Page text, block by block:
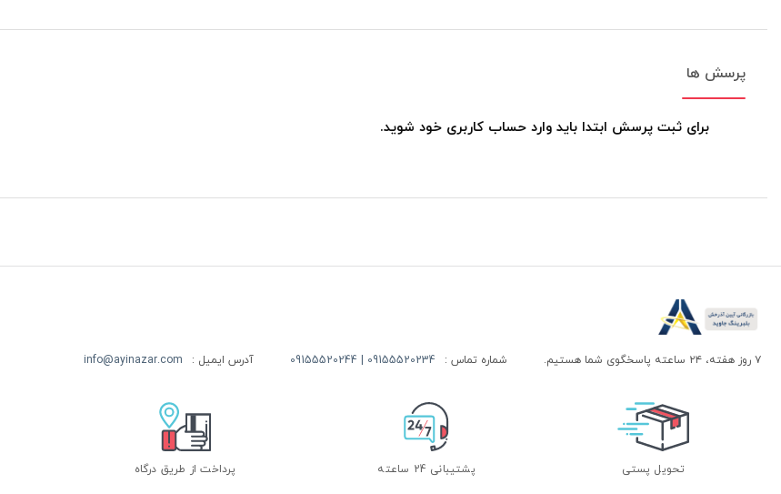
پرسش ها
برای ثبت پرسش ابتدا باید وارد حساب کاربری خود شوید.
۷ روز هفته، ۲۴ ساعته پاسخگوی شما هستیم. شماره تماس : 09155520234 | 09155520244 آدرس ایمیل : info@ayinazar.com
تحویل پستی پشتیبانی 24 ساعته پرداخت از طریق درگاه